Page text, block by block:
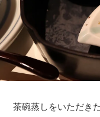
茶碗蒸しをいただき